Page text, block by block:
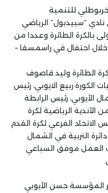
للتنمية
“سبيدبول” الرياضي
بالكرة الطائرة وعددا من
احتفال في راسمسقا –
الطائرة وليد قاصوف
الكورة ربيع الايوبي، رئيس
الأيوبي، رئيس الرابطة
الأندية الرياضية لكرة
الاتحاد الفرعي لكرة القدم
التربية في الشمال
العمل موفق السباعي
المؤسسة حسن الأيوبي